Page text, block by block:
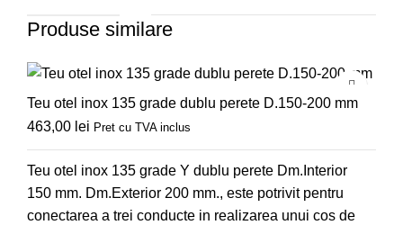
Produse similare
Teu otel inox 135 grade dublu perete D.150-200 mm
463,00 lei Pret cu TVA inclus
Teu otel inox 135 grade Y dublu perete Dm.Interior
150 mm. Dm.Exterior 200 mm., este potrivit pentru
conectarea a trei conducte in realizarea unui cos de